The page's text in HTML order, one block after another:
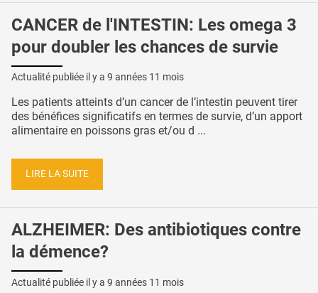
CANCER de l'INTESTIN: Les omega 3
pour doubler les chances de survie
Actualité publiée il y a 9 années 11 mois
Les patients atteints d’un cancer de l’intestin peuvent tirer
des bénéfices significatifs en termes de survie, d’un apport
alimentaire en poissons gras et/ou d ...
LIRE LA SUITE
ALZHEIMER: Des antibiotiques contre
la démence?
Actualité publiée il y a 9 années 11 mois